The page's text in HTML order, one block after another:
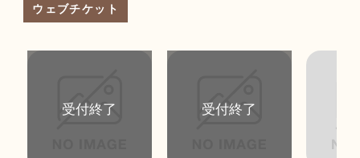
ウェブチケット